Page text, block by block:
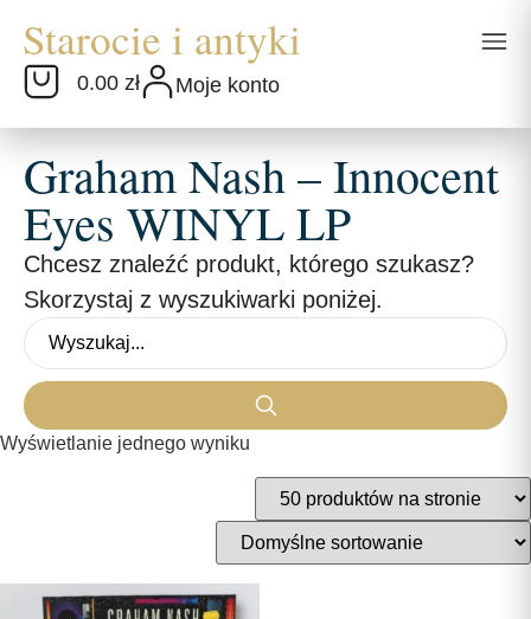
0.00 zł Moje konto
Graham Nash – Innocent
Eyes WINYL LP
Chcesz znaleźć produkt, którego szukasz?
Skorzystaj z wyszukiwarki poniżej.
Wyświetlanie jednego wyniku